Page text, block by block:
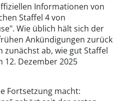
Informationen von
Staffel 4 von
Wie üblich hält sich der
Ankündigungen zurück
ab, wie gut Staffel
12. Dezember 2025
Fortsetzung macht: